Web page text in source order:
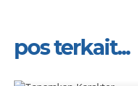
pos terkait...